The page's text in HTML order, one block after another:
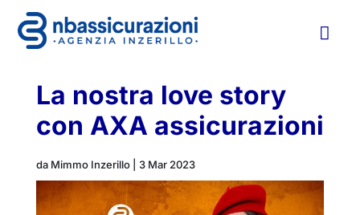

La nostra love story
con AXA assicurazioni
da Mimmo Inzerillo| 3 Mar 2023